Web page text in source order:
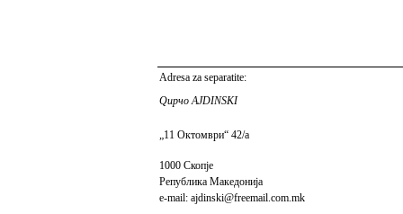
Adresa za separatite:
Qupчo AJDINSKI
„11 Октомври“42/а
1000 Скопје
Република Македонија
e-mail: ajdinski@freemail.com.mk